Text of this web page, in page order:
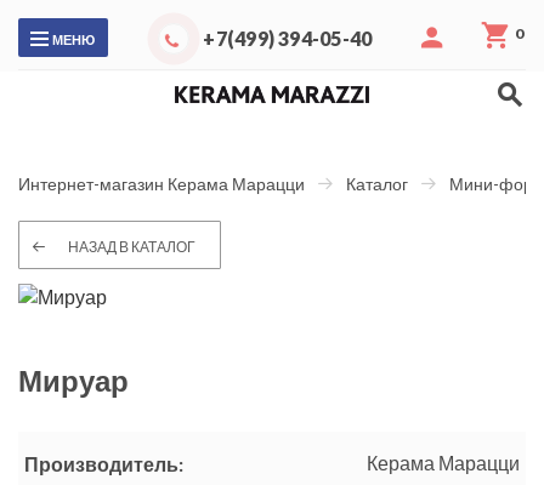
МЕНЮ +7(499) 394-05-40 0
Интернет-магазин Керама Марацци Каталог Мини-
НАЗАД В КАТАЛОГ
Мируар
Производитель: Керама Марацци